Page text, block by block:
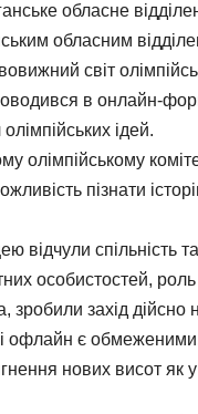
обласне
обласним
світ
в онлайн-
ідей.
олімпійському
пізнати
відчули спільність
особистостей,
зробили захід дійсно
офлайн є обмеженими.
нових висот як у